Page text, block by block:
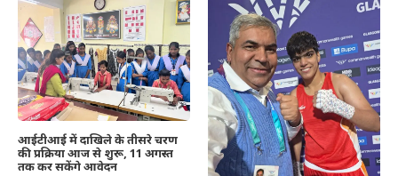
आईटीआई में दाखिले के तीसरे चरण
की प्रक्रिया आज से शुरू, 11 अगस्त
तक कर सकेंगे आवेदन